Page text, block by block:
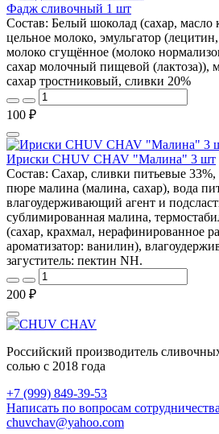
Фадж сливочный 1 шт
Состав: Белый шоколад (сахар, масло
цельное молоко, эмульгатор
молоко сгущённое (молоко
сахар молочный пищевой (лактоза)),
сахар тростниковый, сливки 20%
100 ₽
Ириски CHUV CHAV "Малина" 3 шт
Состав: Сахар, сливки питьевые
пюре малина (малина, сахар), вода
влагоудерживающий агент и
сублимированная малина,
(сахар, крахмал, нерафинированное
ароматизатор: ванилин),
загуститель: пектин NH.
200 ₽
Российский производитель
солью с 2018 года
+7 (999) 849-39-53
Написать по вопросам сотрудничества
chuvchav@yahoo.com